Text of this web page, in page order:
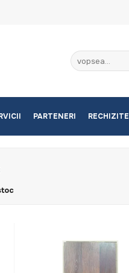
Caută
după:
PARTENERI RECHIZITE